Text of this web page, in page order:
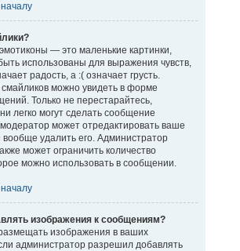
— это маленькие картинки,
использованы для выражения чувств,
радость, а :( означает грусть.
можно увидеть в форме
Только не перестарайтесь,
легко могут сделать сообщение
может отредактировать ваше
удалить его. Администратор
может ограничить количество
можно использовать в сообщении.
изображения к сообщениям?
изображения в ваших
администратор разрешил добавлять